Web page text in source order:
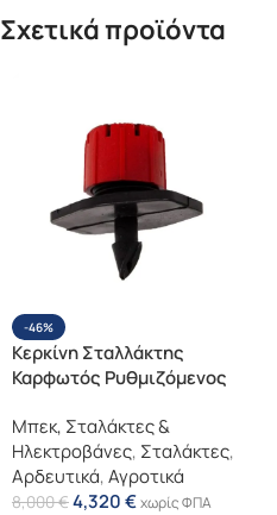
Σχετικά προϊόντα
-46%
Κερκίνη Σταλλάκτης
Καρφωτός Ρυθμιζόμενος
Μπεκ, Σταλάκτες &
Ηλεκτροβάνες, Σταλάκτες,
Αρδευτικά,Αγροτικά
8,000€4,320€χωρίς ΦΠΑ